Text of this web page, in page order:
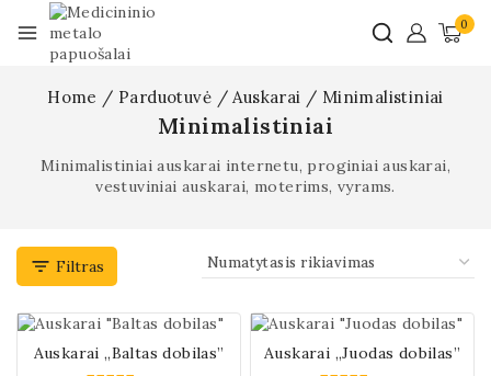
0
Home / Parduotuvė / Auskarai / Minimalistiniai
Minimalistiniai
Minimalistiniai auskarai internetu, proginiai auskarai,
vestuviniai auskarai, moterims, vyrams.
Filtras
Auskarai „Baltas dobilas” Auskarai „Juodas dobilas”